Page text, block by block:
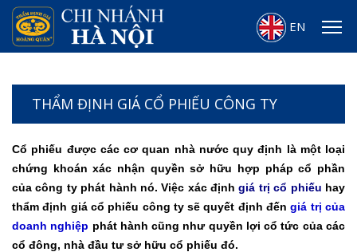
EN
THẨM ĐỊNH GIÁ CỔ PHIẾU CÔNG TY
Cổ phiếu được các cơ quan nhà nước quy định là một loại
chứng khoán xác nhận quyền sở hữu hợp pháp cổ phần
của công ty phát hành nó. Việc xác địnhgiá trị cổ phiếu hay
thẩm định giá cổ phiếu công ty sẽ quyết định đếngiá trị của
doanh nghiệp phát hành cũng như quyền lợi cổ tức của các
cổ đông, nhà đầu tư sở hữu cổ phiếu đó.